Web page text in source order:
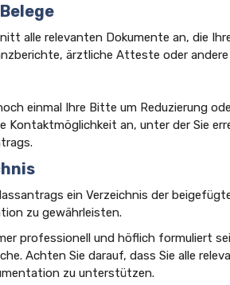
alle relevanten Dokumente an, die
ärztliche Atteste oder
einmal Ihre Bitte um Reduzierung
Kontaktmöglichkeit an, unter der Sie
ein Verzeichnis der
zu gewährleisten.
professionell und höflich formuliert
Achten Sie darauf, dass Sie alle
zu unterstützen.